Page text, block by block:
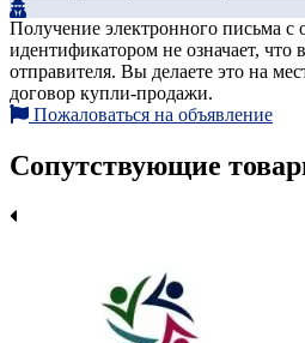
Получение электронного письма с
идентификатором не означает,
отправителя. Вы делаете это на
договор купли-продажи.
Пожаловаться на объявление
Сопутствующие